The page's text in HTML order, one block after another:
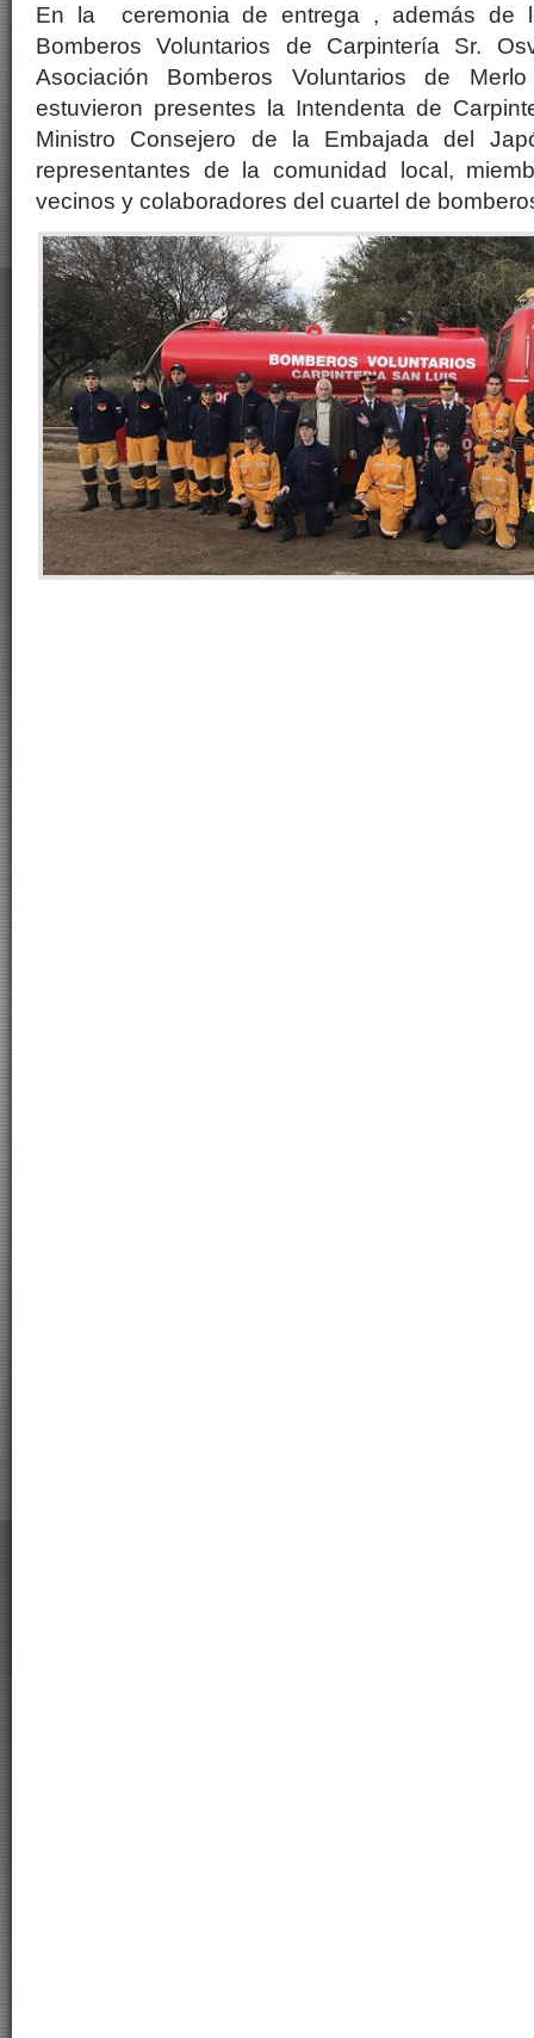
En la ceremonia de entrega , además de
Bomberos Voluntarios de Carpintería Sr.
Asociación Bomberos Voluntarios de
estuvieron presentes la Intendenta de
Ministro Consejero de la Embajada del
representantes de la comunidad local,
vecinos y colaboradores del cuartel de